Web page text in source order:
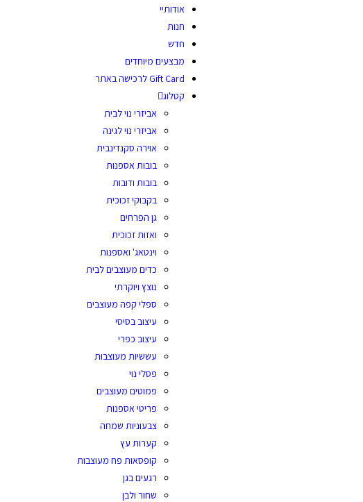
אודותיי
חנות
חדש
מבצעים מיוחדים
Gift Card לרכישה באתר
קטלוג
אביזרי נוי לבית
אביזרי נוי לגינה
אוירה סקנדינבית
בובות אספנות
בובות ודובות
בקבוקי זכוכית
גן הפרחים
ואזות זכוכית
וינטאג' ואספנות
כדים מעוצבים לבית
נוצץ ויוקרתי
ספלי קפה מעוצבים
עיצוב בסיסי
עיצוב כפרי
עששיות מעוצבות
פסלי נוי
פמוטים מעוצבים
פריטי אספנות
צבעוניות שמחה
קערות עץ
קופסאות פח מעוצבות
רגעים בגן
שחור ולבן